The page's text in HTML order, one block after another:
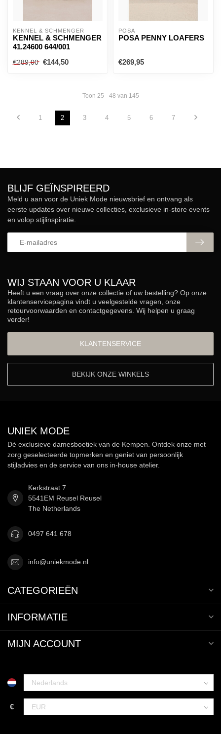
KENNEL & SCHMENGER
KENNEL & SCHMENGER
41.24600 644/001
€289,00 €144,50
POSA
POSA PENNY LOAFERS
€269,95
Toon 25 - 48 van 145
1 2 3 4 5 6 7
WIJ STAAN VOOR U KLAAR
Heeft u een vraag over onze collectie of uw bestelling? Op onze
klantenservicepagina vindt u veelgestelde vragen, onze
retourvoorwaarden en contactgegevens. Wij helpen u graag
verder!
KLANTENSERVICE
BEKIJK ONZE WINKELS
BLIJF GEÏNSPIREERD
Meld u aan voor de Uniek Mode nieuwsbrief en ontvang als
eerste updates over nieuwe collecties, exclusieve in-store events
en volop stijlinspiratie.
UNIEK MODE
Dé exclusieve damesboetiek van de Kempen. Ontdek onze met
zorg geselecteerde topmerken en geniet van persoonlijk
stijladvies en de service van ons in-house atelier.
Kerkstraat 7
5541EM Reusel Reusel
The Netherlands
0497 641 678
info@uniekmode.nl
CATEGORIEËN
INFORMATIE
MIJN ACCOUNT
€